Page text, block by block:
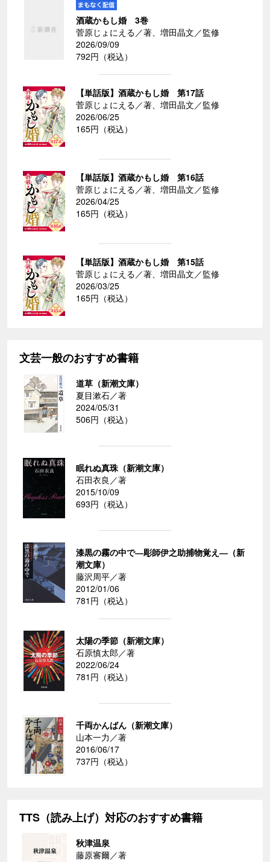
酒蔵かもし婚 3巻
菅原じょにえる／著、増田晶文／監修
2026/09/09
792円（税込）
【単話版】酒蔵かもし婚 第17話
菅原じょにえる／著、増田晶文／監修
2026/06/25
165円（税込）
【単話版】酒蔵かもし婚 第16話
菅原じょにえる／著、増田晶文／監修
2026/04/25
165円（税込）
【単話版】酒蔵かもし婚 第15話
菅原じょにえる／著、増田晶文／監修
2026/03/25
165円（税込）
文芸一般のおすすめ書籍
道草（新潮文庫）
夏目漱石／著
2024/05/31
506円（税込）
眠れぬ真珠（新潮文庫）
石田衣良／著
2015/10/09
693円（税込）
漆黒の霧の中で―彫師伊之助捕物覚え―（新
潮文庫）
藤沢周平／著
2012/01/06
781円（税込）
太陽の季節（新潮文庫）
石原慎太郎／著
2022/06/24
781円（税込）
千両かんばん（新潮文庫）
山本一力／著
2016/06/17
737円（税込）
TTS（読み上げ）対応のおすすめ書籍
秋津温泉
藤原審爾／著